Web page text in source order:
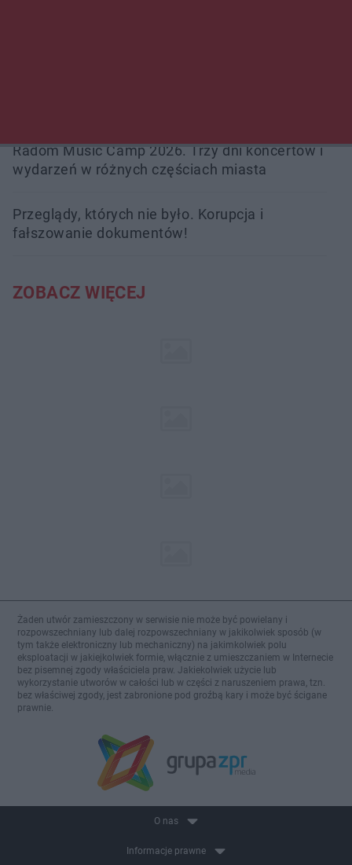
Radom Music Camp 2026. Trzy dni koncertów i
wydarzeń w różnych częściach miasta
Przeglądy, których nie było. Korupcja i
fałszowanie dokumentów!
ZOBACZ WIĘCEJ
Żaden utwór zamieszczony w serwisie nie może być powielany i
rozpowszechniany lub dalej rozpowszechniany w jakikolwiek sposób (w
tym także elektroniczny lub mechaniczny) na jakimkolwiek polu
eksploatacji w jakiejkolwiek formie, włącznie z umieszczaniem w Internecie
bez pisemnej zgody właściciela praw. Jakiekolwiek użycie lub
wykorzystanie utworów w całości lub w części z naruszeniem prawa, tzn.
bez właściwej zgody, jest zabronione pod groźbą kary i może być ścigane
prawnie.
O nas
Informacje prawne